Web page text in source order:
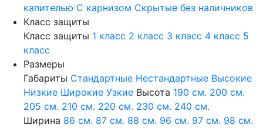
капителью С карнизом Скрытые без наличников
Класс защиты
Класс защиты 1 класс 2 класс 3 класс 4 класс 5
класс
Размеры
Габариты Стандартные Нестандартные Высокие
Низкие Широкие Узкие Высота 190 см. 200 см.
205 см. 210 см. 220 см. 230 см. 240 см.
Ширина 86 см. 87 см. 88 см. 96 см. 97 см. 98 см.